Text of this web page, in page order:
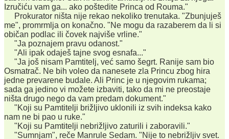
Izručiću vam ga... ako poštedite Princa od Rouma."
Prokurator ništa nije rekao nekoliko trenutaka. "Zbunjuješ
me", promrmlja on konačno. "Ne mogu da razaberem da li si
običan podlac ili čovek najviše vrline."
"Ja poznajem pravu odanost."
"Ali ipak odaješ tajne svog esnafa..."
"Ja još nisam Pamtitelj, već samo šegrt. Ranije sam bio
Osmatrač. Ne bih voleo da nanesete zla Princu zbog hira
jedne prevarene budale. Ali Princ je u njegovim rukama;
sada ga jedino vi možete izbaviti, tako da mi ne preostaje
ništa drugo nego da vam predam dokument."
"Koji su Pamtitelji brižljivo uklonili iz svih indeksa kako
nam ne bi pao u ruke."
"Koji su Pamtitelji nebrižljivo zaturili i zaboravili."
"Sumnjam", reče Manrule Sedam. "Nije to nebrižljiv svet.